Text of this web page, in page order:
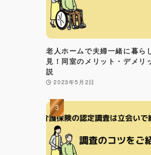
老人ホームで夫婦一緒に暮ら
見！同室のメリット・デメリ
説
2023年5月2日